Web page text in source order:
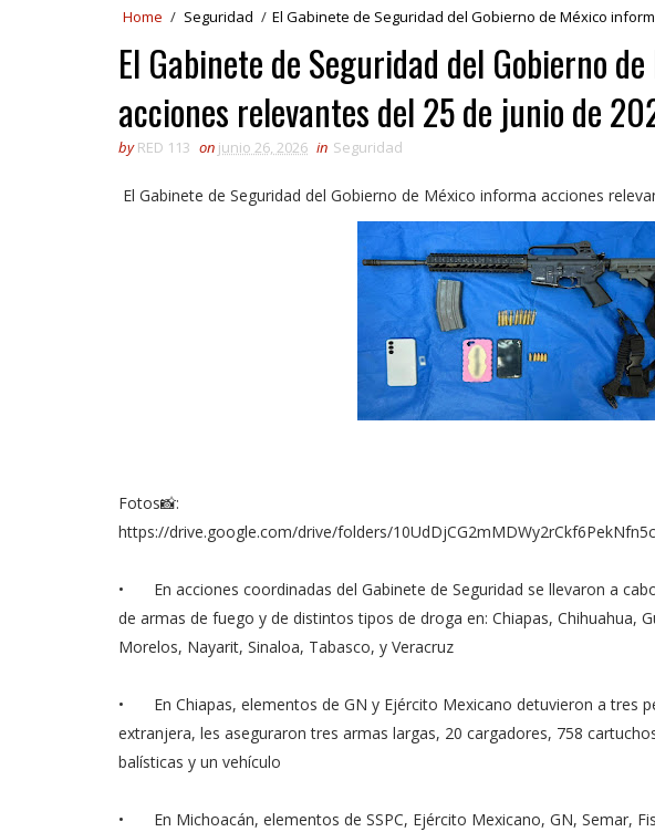
Home / Seguridad / El Gabinete de Seguridad del Gobierno de México
El Gabinete de Seguridad del Gobierno
acciones relevantes del 25 de junio de
by RED 113 on junio 26, 2026 in Seguridad
El Gabinete de Seguridad del Gobierno de México informa acciones
Fotos📸:
https://drive.google.com/drive/folders/
•
En acciones coordinadas del Gabinete de Seguridad se llevaron a
de armas de fuego y de distintos tipos de droga en: Chiapas, Chihuahua,
Morelos, Nayarit, Sinaloa, Tabasco, y Veracruz
•
En Chiapas, elementos de GN y Ejército Mexicano detuvieron a tres
extranjera, les aseguraron tres armas largas, 20 cargadores, 758
balísticas y un vehículo
•
En Michoacán, elementos de SSPC, Ejército Mexicano, GN, Semar,